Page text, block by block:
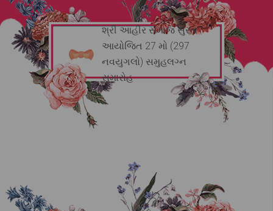
શ્રી આહીર સમાજ સુરત
આયોજિત 27 મો (297
નવયુગલો) સમુહલગ્ન
સમારોહ